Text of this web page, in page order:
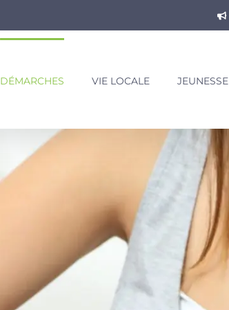
DÉMARCHES VIE LOCALE JEUNESSE